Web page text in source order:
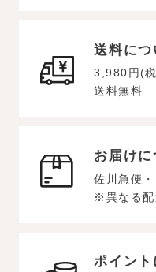
送料につ
3,980円(
送料無料
お届けに
佐川急便
※異なる配
ポイント